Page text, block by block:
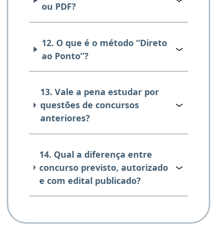
ou PDF?
12. O que é o método “Direto
ao Ponto”?
13. Vale a pena estudar por
questões de concursos
anteriores?
14. Qual a diferença entre
concurso previsto, autorizado
e com edital publicado?